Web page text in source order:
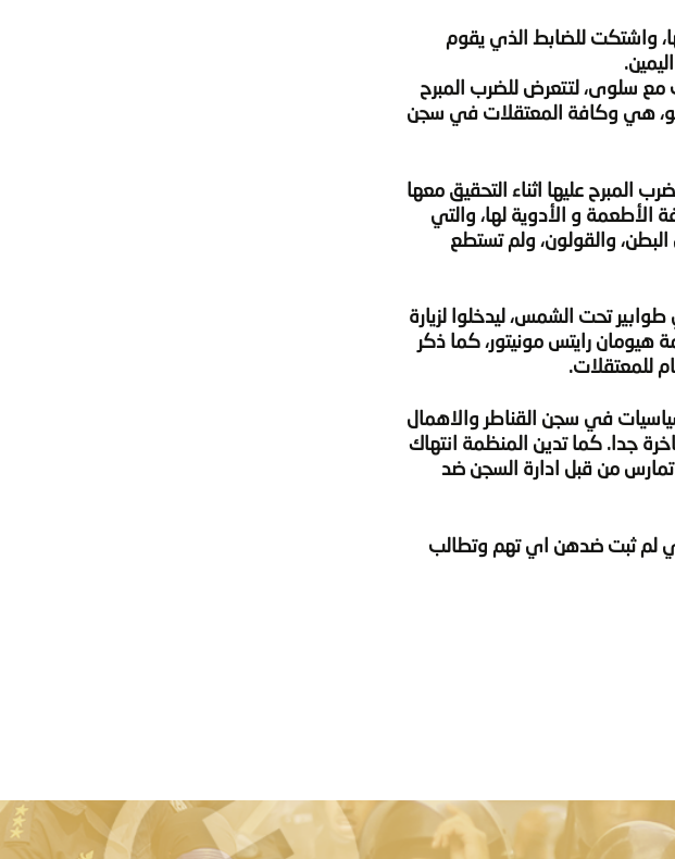
واشتكت للضابط الذي يقوم
في المعهد الاسلكي، البالغة من العمر 19 عامًا، اعتقلت مع سلوى، لتتعرض للضرب المبرح
يد السجانات والجنائيات وقوات فض الشغب في سجن القناطر، يوم 10 يونيو، هي وكافة المعتقلات في سجن
الأخرى للاعتداء بالضرب المبرح عليها اثناء التحقيق معها
و الأدوية لها، والتي
والقولون، ولم تستطع
تحت الشمس، ليدخلوا لزيارة
كل 15 يومًا، وهذا ما تدينة منظمة هيومان رايتس مونيتور، كما ذكر
للمعتقلات.
في سجن القناطر والاهمال
جدا. كما تدين المنظمة انتهاك
من قبل ادارة السجن ضد
لم ثبت ضدهن اي تهم وتطالب